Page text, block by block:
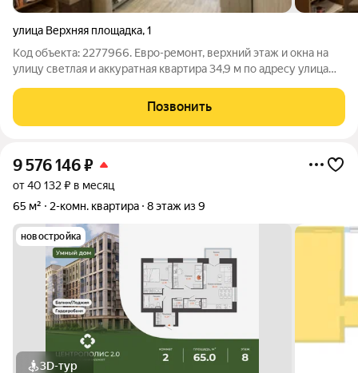
улица Верхняя площадка,1
Код объекта: 2277966. Евро-ремонт, верхний этаж и окна на
улицу светлая и аккуратная квартира 34,9 м по адресу улица
нужно доделывать. Утреннее солнце наполняет комнату
мягким светом, а
Позвонить
9 576 146₽
от 40 132 ₽ в месяц
65 м²
2-комн. квартира 8 этаж из 9
новостройка
3D-тур